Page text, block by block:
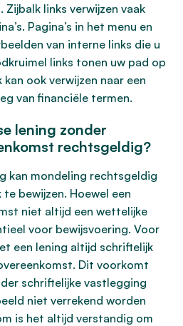
links verwijzen vaak
Pagina’s in het menu en
van interne links die u
links tonen uw pad op
ook verwijzen naar een
van financiële termen.
lening zonder
rechtsgeldig?
kan mondeling rechtsgeldig
bewijzen. Hoewel een
niet altijd een wettelijke
voor bewijsvoering. Voor
een lening altijd schriftelijk
Dit voorkomt
schriftelijke vastlegging
niet verrekend worden
is het altijd verstandig om